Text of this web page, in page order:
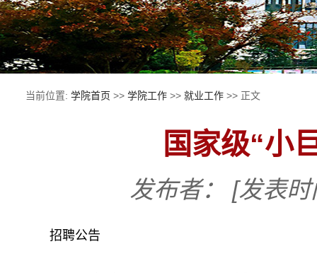
当前位置: 学院首页 >> 学院工作 >> 就业工作 >> 正文
国家级“小
发布者： [发表
招聘公告